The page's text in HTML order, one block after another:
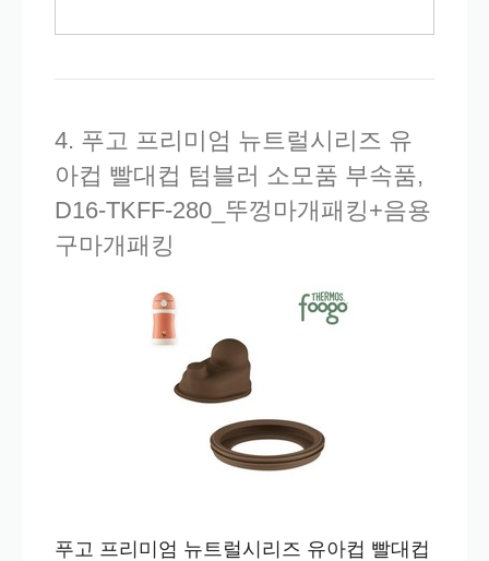
4. 푸고 프리미엄 뉴트럴시리즈 유
아컵 빨대컵 텀블러 소모품 부속품,
D16-TKFF-280_뚜껑마개패킹+음용
구마개패킹
푸고 프리미엄 뉴트럴시리즈 유아컵 빨대컵